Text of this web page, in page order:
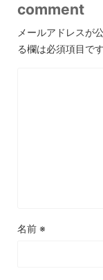
comment
メールアドレスが
る欄は必須項目です
名前 ※